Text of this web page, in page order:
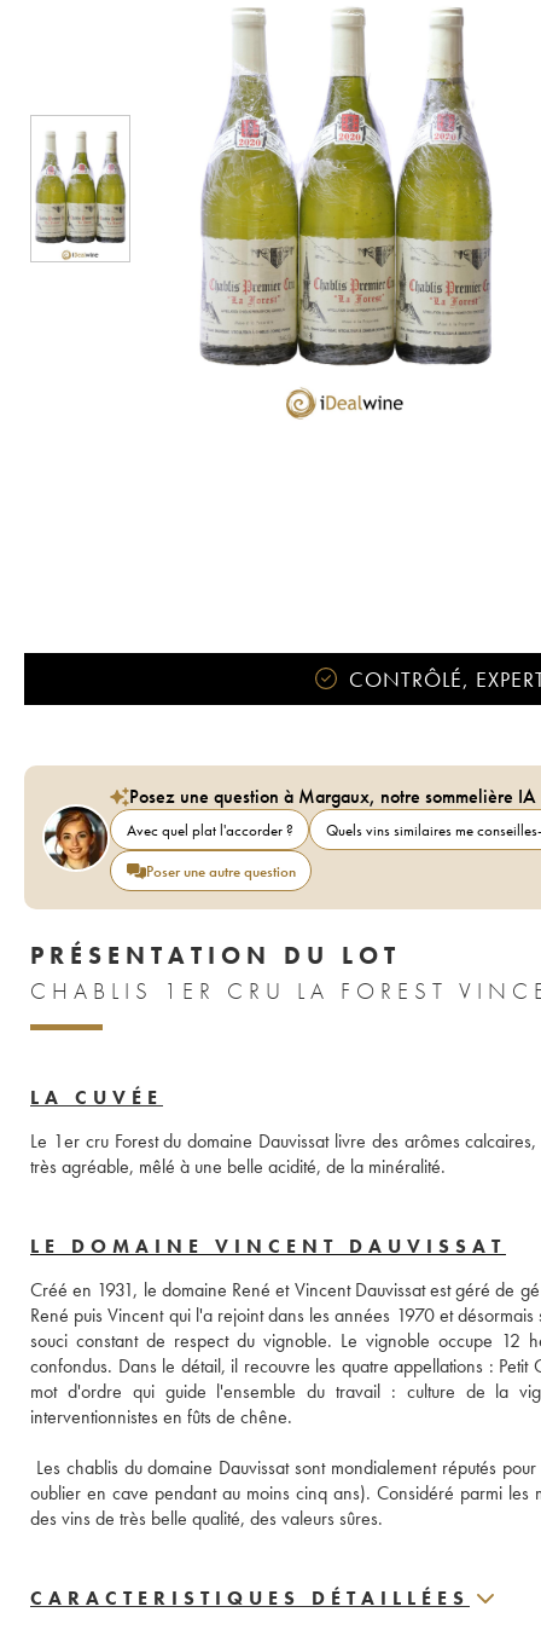
CONTRÔLÉ,
Posez une question à Margaux, notre sommelière IA
Avec quel plat l'accorder ?
Quels vins similaires me
Poser une autre question
PRÉSENTATION DU LOT
LA CUVÉE
Le 1er cru Forest du domaine Dauvissat livre des arômes
très agréable, mêlé à une belle acidité, de la minéralité.
LE DOMAINE VINCENT DAUVISSAT
Créé en 1931, le domaine René et Vincent Dauvissat est géré de
René puis Vincent qui l'a rejoint dans les années 1970 et
souci constant de respect du vignoble. Le vignoble occupe
confondus. Dans le détail, il recouvre les quatre appellations :
mot d'ordre qui guide l'ensemble du travail : culture de la
interventionnistes en fûts de chêne.
Les chablis du domaine Dauvissat sont mondialement réputés
oublier en cave pendant au moins cinq ans). Considéré parmi les
des vins de très belle qualité, des valeurs sûres.
CARACTERISTIQUES DÉTAILLÉES